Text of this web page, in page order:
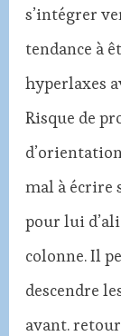
s’intégrer
tendance à
hyperlaxes
Risque de
mal à écrire
pour lui
colonne. Il
descendre
avant.retour